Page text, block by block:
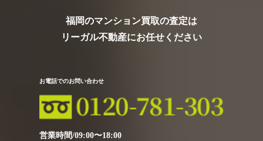
福岡のマンション買取の査定は
リーガル不動産にお任せください
お電話でのお問い合わせ
営業時間/09:00〜18:00